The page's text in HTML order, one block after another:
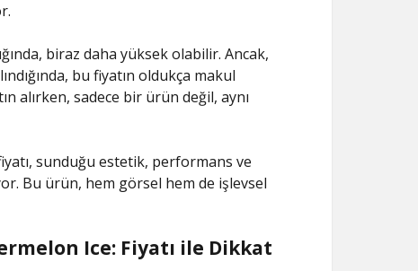
biraz daha yüksek olabilir. Ancak,
bu fiyatın oldukça makul
alırken, sadece bir ürün değil, aynı
sunduğu estetik, performans ve
Bu ürün, hem görsel hem de işlevsel
Ice: Fiyatı ile Dikkat